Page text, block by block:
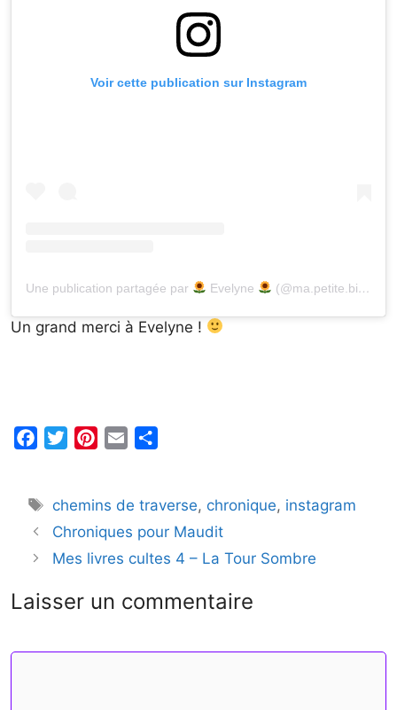
Voir cette publication sur Instagram
Une publication partagée par Evelyne (@ma.petite.biblio)
Un grand merci à Evelyne !
e
b
o
k
t
t
e
t
e
r
s
i
l
t
a
g
r
Étiquettes
chemins de traverse, chronique, instagram
Chroniques pour Maudit
Mes livres cultes 4 – La Tour Sombre
Laisser un commentaire